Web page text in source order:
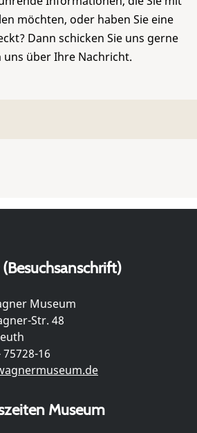
möchten, oder haben Sie eine
Dann schicken Sie uns gerne
uns über Ihre Nachricht.
Museum
Str. 48
75728-16
Museum